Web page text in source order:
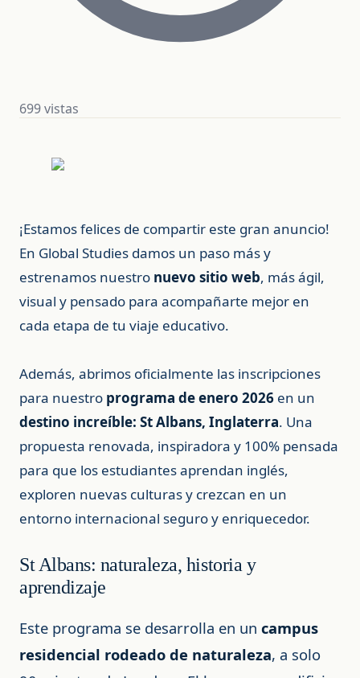
699 vistas
¡Estamos felices de compartir este gran anuncio!
En Global Studies damos un paso más y
estrenamos nuestro nuevo sitio web, más ágil,
visual y pensado para acompañarte mejor en
cada etapa de tu viaje educativo.
Además, abrimos oficialmente las inscripciones
para nuestro programa de enero 2026 en un
destino increíble: St Albans, Inglaterra. Una
propuesta renovada, inspiradora y 100% pensada
para que los estudiantes aprendan inglés,
exploren nuevas culturas y crezcan en un
entorno internacional seguro y enriquecedor.
St Albans: naturaleza, historia y
aprendizaje
Este programa se desarrolla en un campus
residencial rodeado de naturaleza, a solo